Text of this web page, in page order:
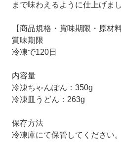
まで味わえるように仕上げまし
【商品規格・賞味期限・原材
賞味期限
冷凍で120日
内容量
冷凍ちゃんぽん：350g
冷凍皿うどん：263g
保存方法
冷凍庫にて保管してください。